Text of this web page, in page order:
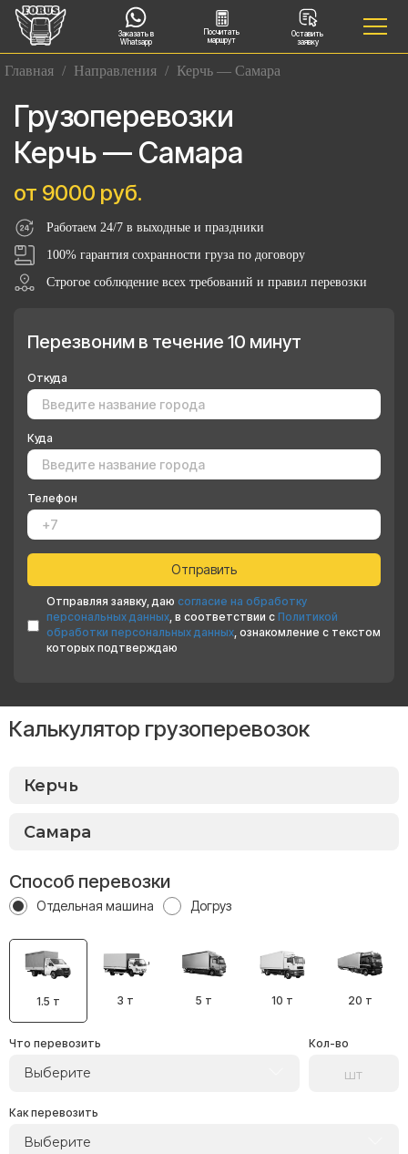
Заказать в
Whatsapp
Посчитать
маршрут
Оставить
заявку
Главная / Направления / Керчь — Самара
Грузоперевозки
Керчь — Самара
от 9000 руб.
Работаем 24/7 в выходные и праздники
100% гарантия сохранности груза по договору
Строгое соблюдение всех требований и правил перевозки
Перезвоним в течение 10 минут
Откуда
Куда
Телефон
Отправляя заявку, даю согласие на обработку
персональных данных, в соответствии с Политикой
обработки персональных данных, ознакомление с текстом
которых подтверждаю
Калькулятор грузоперевозок
Способ перевозки
Отдельная машина Догруз
1.5 т 3 т 5 т 10 т 20 т
Что перевозить
Выберите
Кол-во
Как перевозить
Выберите